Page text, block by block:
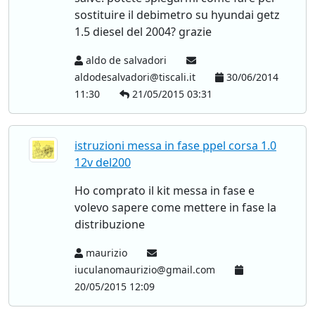
sostituire il debimetro su hyundai getz
1.5 diesel del 2004? grazie
aldo de salvadori
aldodesalvadori@tiscali.it
30/06/2014
11:30
21/05/2015 03:31
istruzioni messa in fase ppel corsa 1.0
12v del200
Ho comprato il kit messa in fase e
volevo sapere come mettere in fase la
distribuzione
maurizio
iuculanomaurizio@gmail.com
20/05/2015 12:09